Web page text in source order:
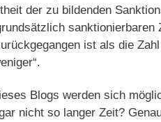
der zu bildenden
ist als die
Blogs werden sich
nicht so langer Zeit?